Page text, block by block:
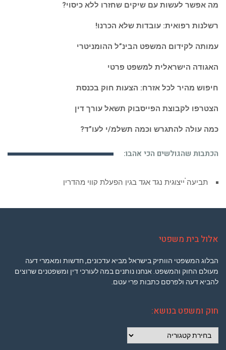
מה אפשר לעשות עם שיקים שחזרו ללא כיסוי?
רשלנות רפואית: עובדות שלא הכרנו!
עמותה לקידום המשפט הבינ”ל ההומניטרי
האגודה הישראלית למשפט פרטי
חיפוש מהיר לכל אזרח: הצעות חוק בכנסת
הצטרפו לקבוצת הפייסבוק תשאל עורך דין
כמה עולה להתגרש וכמה תשלמ/י לעו”ד?
הכתבות שהגולשים הכי אהבו:
תביעה ייצוגית נגד אגד בגין הפעלת קווי מהדרין
אלול בית משפטי
הבלוג המשפטי הוותיק בישראל מביא עדכונים, חדשות ומאמרי דעה
מעולם החוק והמשפט. אנחנו נותנים במה לעורכי דין ומשפטנים שרוצים
להביא דעה ולפרסם כתבות פרי עטם.
חוק ומשפט בנושא:
ומשפט